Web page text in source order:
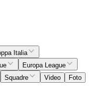
Italia
Europa League
Squadre Video
Foto